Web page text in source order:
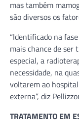
mas também
são diversos os
“Identificado na
mais chance de ser
especial, a
necessidade, na
voltarem ao
externa”, diz
TRATAMENTO EM